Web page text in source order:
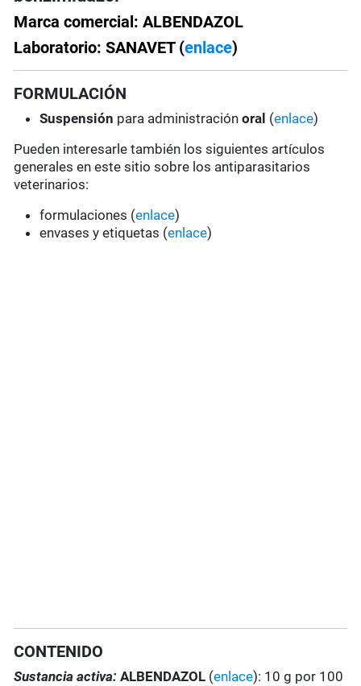
Marca comercial: ALBENDAZOL
Laboratorio: SANAVET (enlace)
FORMULACIÓN
Suspensión para administraciónoral (enlace)
Pueden interesarle también los siguientes artículos
generales en este sitio sobre los antiparasitarios
veterinarios:
formulaciones (enlace)
envases y etiquetas (enlace)
CONTENIDO
Sustancia activa: ALBENDAZOL (enlace): 10 g por 100